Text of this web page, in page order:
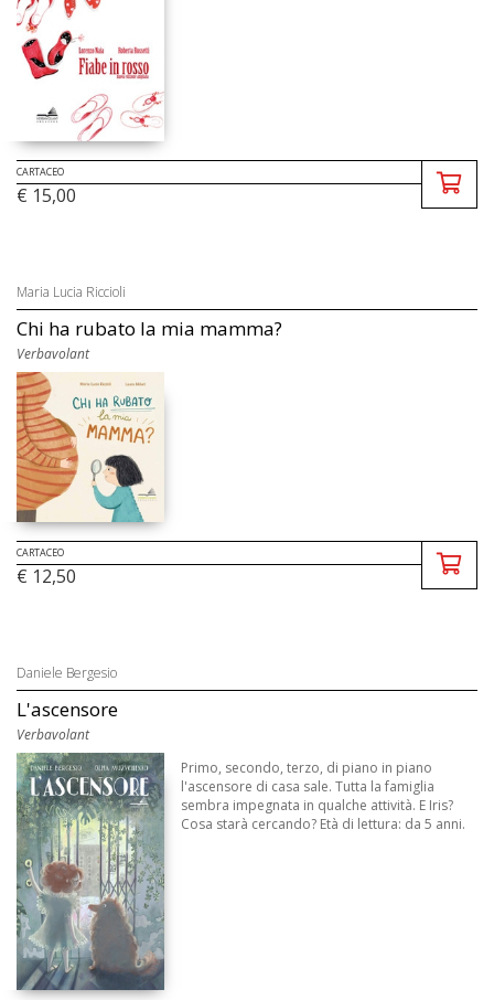
CARTACEO
€ 15,00
Maria Lucia Riccioli
Chi ha rubato la mia mamma?
Verbavolant
CARTACEO
€ 12,50
Daniele Bergesio
L'ascensore
Verbavolant
Primo, secondo, terzo, di piano in piano
l'ascensore di casa sale. Tutta la famiglia
sembra impegnata in qualche attività. E Iris?
Cosa starà cercando? Età di lettura: da 5 anni.